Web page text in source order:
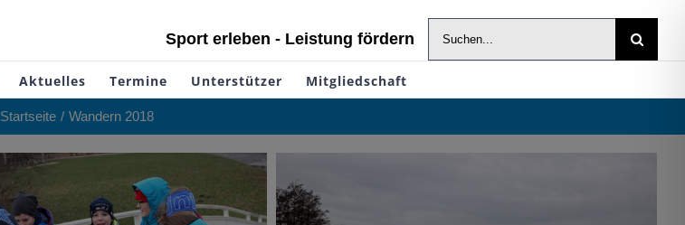
Sport erleben - Leistung fördern
Suche
nach:
Aktuelles Termine Unterstützer Mitgliedschaft
Startseite Wandern 2018